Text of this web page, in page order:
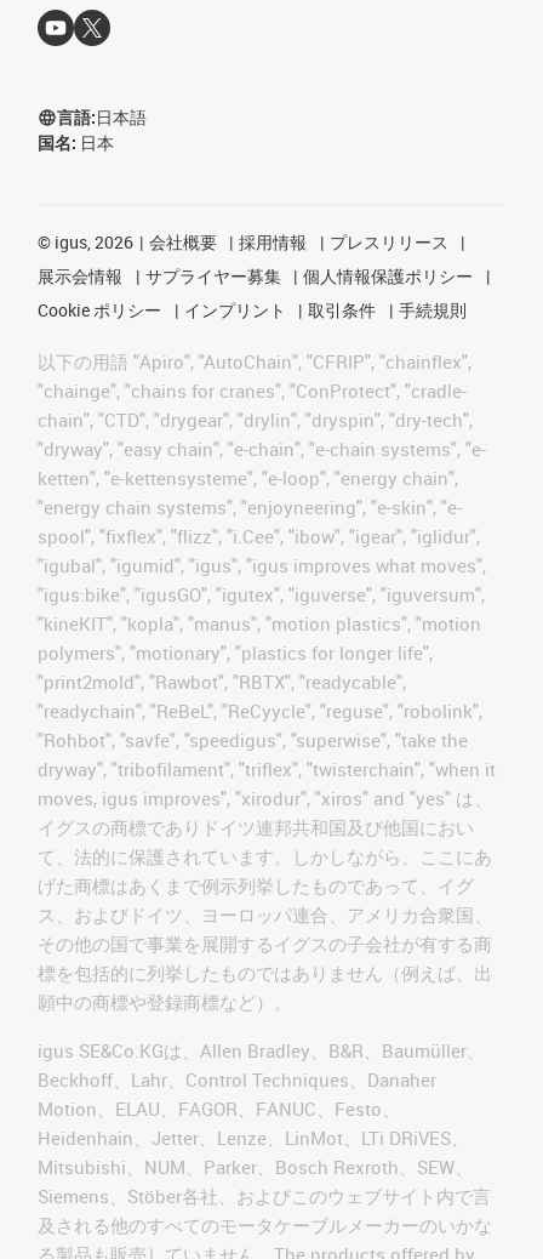
言語:日本語
国名: 日本
© igus, 2026 会社概要 採用情報
プレスリリース
展示会情報
サプライヤー募集
個人情報保護ポリシー
Cookie ポリシー
インプリント 取引条件 手続規則
以下の用語 "Apiro", "AutoChain", "CFRIP", "chainflex",
"chainge", "chains for cranes", "ConProtect", "cradle-
chain", "CTD", "drygear", "drylin", "dryspin", "dry-tech",
"dryway", "easy chain", "e-chain", "e-chain systems", "e-
ketten", "e-kettensysteme", "e-loop", "energy chain",
"energy chain systems", "enjoyneering", "e-skin", "e-
spool", "fixflex", "flizz", "i.Cee", "ibow", "igear", "iglidur",
"igubal", "igumid", "igus", "igus improves what moves",
"igus:bike", "igusGO", "igutex", "iguverse", "iguversum",
"kineKIT", "kopla", "manus", "motion plastics", "motion
polymers", "motionary", "plastics for longer life",
"print2mold", "Rawbot", "RBTX", "readycable",
"readychain", "ReBeL", "ReCyycle", "reguse", "robolink",
"Rohbot", "savfe", "speedigus", "superwise", "take the
dryway", "tribofilament", "triflex", "twisterchain", "when it
moves, igus improves", "xirodur", "xiros" and "yes" は、
イグスの商標でありドイツ連邦共和国及び他国におい
て、法的に保護されています。しかしながら、ここにあ
げた商標はあくまで例示列挙したものであって、イグ
ス、およびドイツ、ヨーロッパ連合、アメリカ合衆国、
その他の国で事業を展開するイグスの子会社が有する商
標を包括的に列挙したものではありません（例えば、出
願中の商標や登録商標など）。
igus SE&Co.KGは、Allen Bradley、B&R、Baumüller、
Beckhoff、Lahr、Control Techniques、Danaher
Motion、ELAU、FAGOR、FANUC、Festo、
Heidenhain、Jetter、Lenze、LinMot、LTi DRiVES、
Mitsubishi、NUM、Parker、Bosch Rexroth、SEW、
Siemens、Stöber各社、およびこのウェブサイト内で言
及される他のすべてのモータケーブルメーカーのいかな
る製品も販売していません。The products offered by